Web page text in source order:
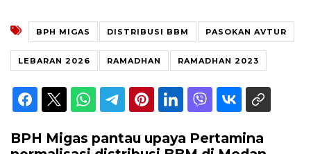
BPH MIGAS DISTRIBUSI BBM PASOKAN AVTUR
LEBARAN 2026 RAMADHAN RAMADHAN 2023
BPH Migas pantau upaya Pertamina